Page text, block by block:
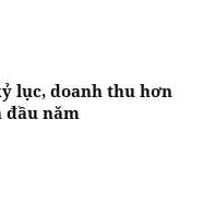
lục, doanh thu hơn
đầu năm